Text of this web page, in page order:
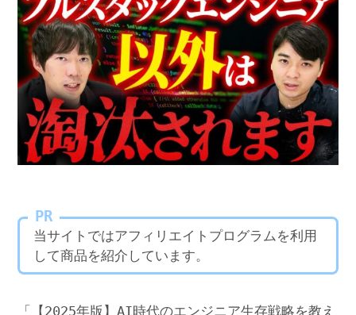
PR
当サイトではアフィリエイトプログラムを利用
して商品を紹介しています。
「【2025年版】AI時代のエンジニア生存戦略を教え